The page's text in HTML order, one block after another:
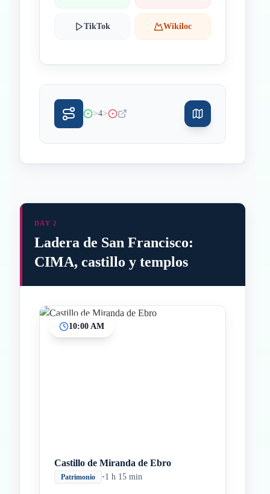
TikTok Wikiloc
>4>
DAY 2
Ladera de San Francisco:
CIMA, castillo y templos
10:00 AM
Castillo de Miranda de Ebro
Patrimonio •1 h 15 min